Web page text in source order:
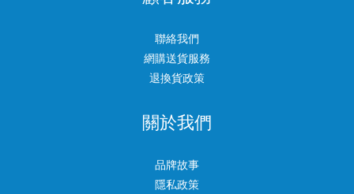
聯絡我們
網購送貨服務
退換貨政策
關於我們
品牌故事
隱私政策